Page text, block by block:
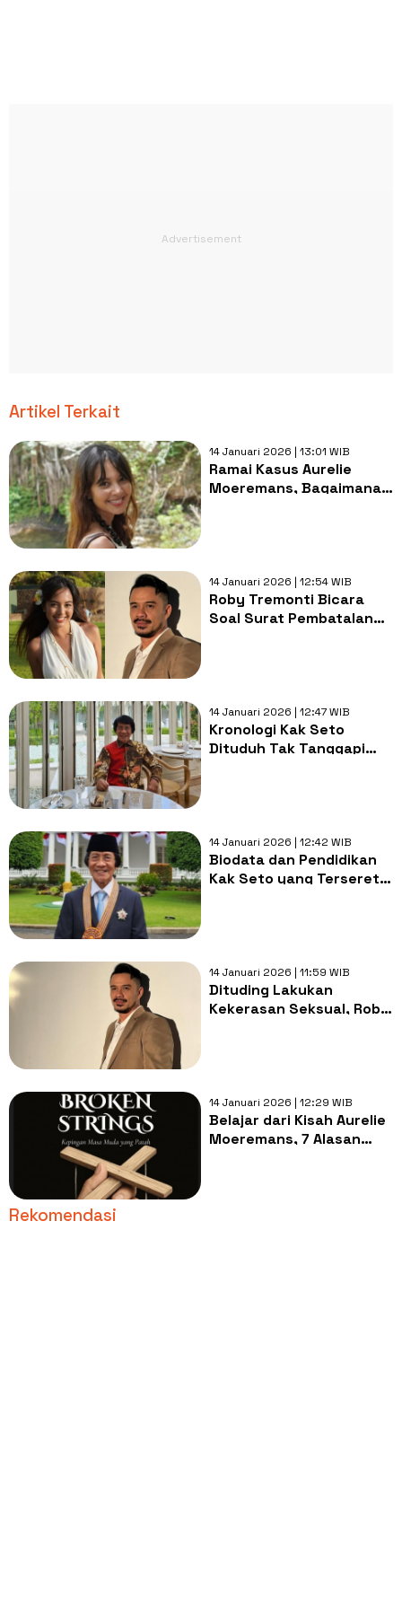
Artikel Terkait
14 Januari 2026 | 13:01 WIB
Ramai Kasus Aurelie
Moeremans, Bagaimana
14 Januari 2026 | 12:54 WIB
Roby Tremonti Bicara
Soal Surat Pembatalan
14 Januari 2026 | 12:47 WIB
Kronologi Kak Seto
Dituduh Tak Tanggapi
14 Januari 2026 | 12:42 WIB
Biodata dan Pendidikan
Kak Seto yang Terseret
14 Januari 2026 | 11:59 WIB
Dituding Lakukan
Kekerasan Seksual, Roby
14 Januari 2026 | 12:29 WIB
Belajar dari Kisah Aurelie
Moeremans, 7 Alasan
Rekomendasi